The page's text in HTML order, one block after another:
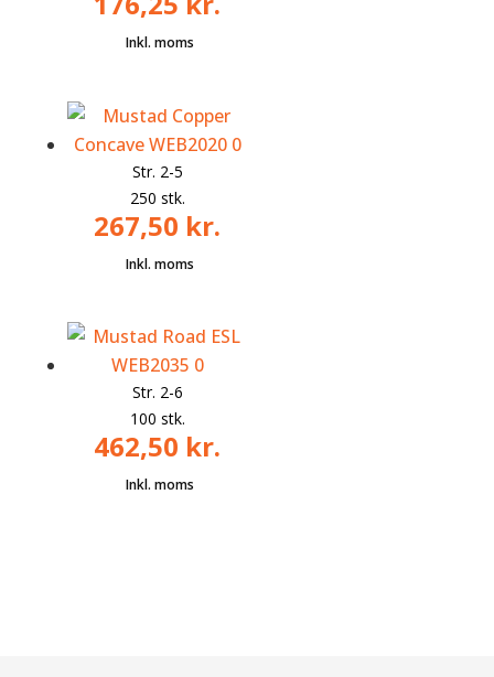
Str. 2-5
250 stk.
267,50 kr.
Str. 2-6
100 stk.
462,50 kr.